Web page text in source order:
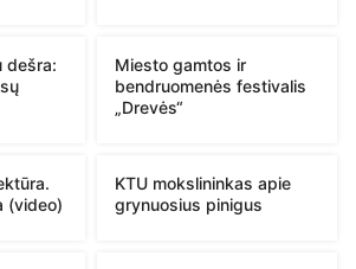
dešra:
Miesto gamtos ir
bendruomenės festivalis
„Drevės“
(video)
KTU mokslininkas apie
grynuosius pinigus